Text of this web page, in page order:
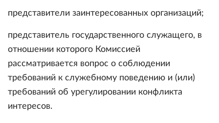
представители заинтересованных организаций;
представитель государственного служащего, в
отношении которого Комиссией
рассматривается вопрос о соблюдении
требований к служебному поведению и (или)
требований об урегулировании конфликта
интересов.